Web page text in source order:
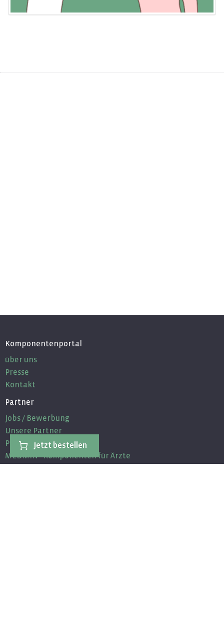
Komponentenportal
über uns
Presse
Kontakt
Partner
Jobs / Bewerbung
Unsere Partner
Partnerprogramm
MEDMIN - Komponenten für Ärzte
Jetzt bestellen